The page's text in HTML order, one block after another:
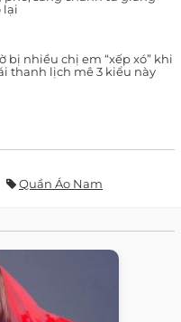
lại
bị nhiều chị em “xếp xó” khi
thanh lịch mê 3 kiểu này
Quần Áo Nam